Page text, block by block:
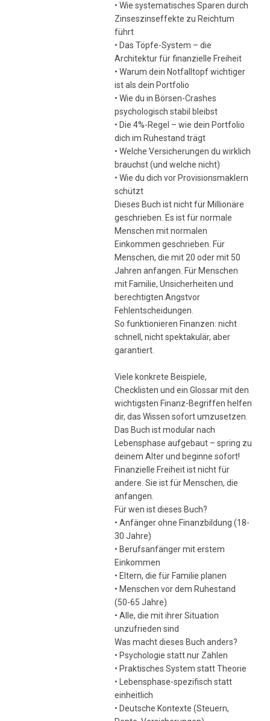
• Wie systematisches Sparen durch
Zinseszinseffekte zu Reichtum
führt
• Das Töpfe-System – die
Architektur für finanzielle Freiheit
• Warum dein Notfalltopf wichtiger
ist als dein Portfolio
• Wie du in Börsen-Crashes
psychologisch stabil bleibst
• Die 4%-Regel – wie dein Portfolio
dich im Ruhestand trägt
• Welche Versicherungen du wirklich
brauchst (und welche nicht)
• Wie du dich vor Provisionsmaklern
schützt
Dieses Buch ist nicht für Millionäre
geschrieben. Es ist für normale
Menschen mit normalen
Einkommen geschrieben. Für
Menschen, die mit 20 oder mit 50
Jahren anfangen. Für Menschen
mit Familie, Unsicherheiten und
berechtigten Angstvor
Fehlentscheidungen.
So funktionieren Finanzen: nicht
schnell, nicht spektakulär, aber
garantiert.
Viele konkrete Beispiele,
Checklisten und ein Glossar mit den
wichtigsten Finanz-Begriffen helfen
dir, das Wissen sofort umzusetzen.
Das Buch ist modular nach
Lebensphase aufgebaut – spring zu
deinem Alter und beginne sofort!
Finanzielle Freiheit ist nicht für
andere. Sie ist für Menschen, die
anfangen.
Für wen ist dieses Buch?
• Anfänger ohne Finanzbildung (18-
30 Jahre)
• Berufsanfänger mit erstem
Einkommen
• Eltern, die für Familie planen
• Menschen vor dem Ruhestand
(50-65 Jahre)
• Alle, die mit ihrer Situation
unzufrieden sind
Was macht dieses Buch anders?
• Psychologie statt nur Zahlen
• Praktisches System statt Theorie
• Lebensphase-spezifisch statt
einheitlich
• Deutsche Kontexte (Steuern,